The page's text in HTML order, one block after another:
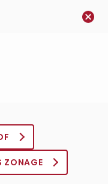
ZONAGE